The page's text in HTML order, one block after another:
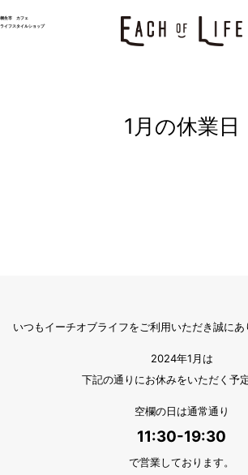
桐生市 カフェ
ライフスタイルショップ
1月の休業日
いつもイーチオブライフをご利用いただき誠にあ
2024年1月は
下記の通りにお休みをいただく予定
空欄の日は通常通り
11:30-19:30
で営業しております。